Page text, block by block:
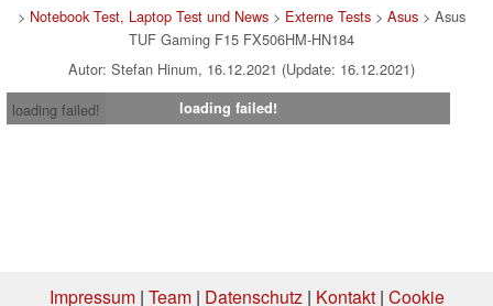
> Notebook Test, Laptop Test und News> Externe Tests> Asus> Asus
TUF Gaming F15 FX506HM-HN184
Autor: Stefan Hinum, 16.12.2021 (Update: 16.12.2021)
loading failed!
loading failed!
Impressum| Team| Datenschutz| Kontakt| Cookie